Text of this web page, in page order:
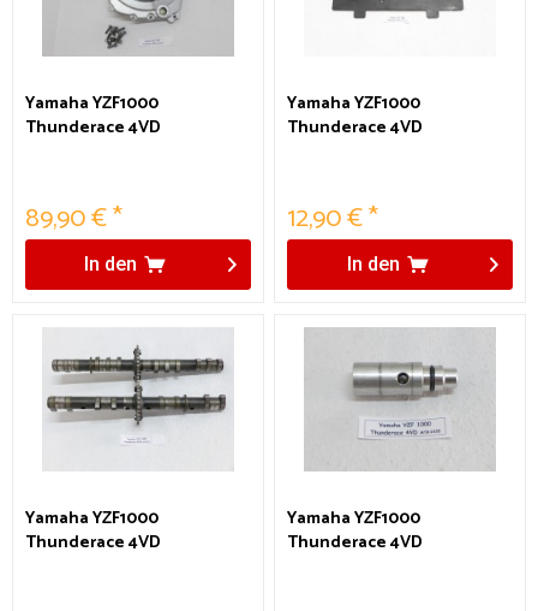
Yamaha YZF1000
Thunderace 4VD
89,90 € *
In den
Yamaha YZF1000
Thunderace 4VD
12,90 € *
In den
Yamaha YZF1000
Thunderace 4VD
Yamaha YZF1000
Thunderace 4VD